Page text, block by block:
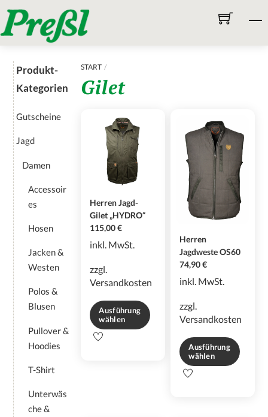
to
content
START
Gilet
Herren Jagd-
Gilet „HYDRO“
115,00€
inkl. MwSt.
zzgl.
Versandkosten
Ausführung
wählen
Dieses
Herren
Jagdweste OS60
74,90€
inkl. MwSt.
zzgl.
Versandkosten
Ausführung
wählen
Dieses
Produkt-
Kategorien
Gutscheine
Jagd
Damen
Accessoir
es
Hosen
Jacken &
Westen
Polos &
Blusen
Pullover &
Hoodies
T-Shirt
Unterwäs
che &